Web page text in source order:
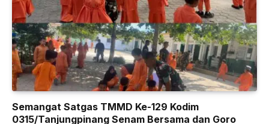
Semangat Satgas TMMD Ke-129 Kodim
0315/Tanjungpinang Senam Bersama dan Goro